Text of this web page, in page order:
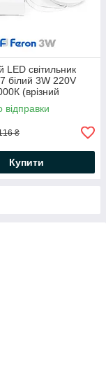
LED світильник
білий 3W 220V
(врізний
Ø70*20мм
відправки
₴
Купити